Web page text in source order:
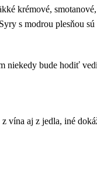
krémové,
s modrou plesňou
bude hodiť
vína aj z jedla, iné